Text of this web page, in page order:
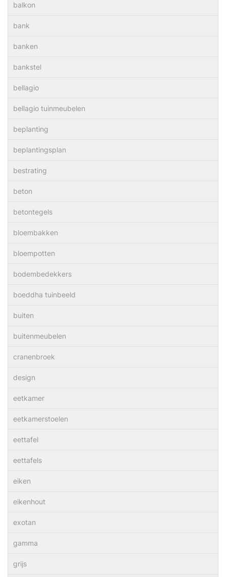
balkon
bank
banken
bankstel
bellagio
bellagio tuinmeubelen
beplanting
beplantingsplan
bestrating
beton
betontegels
bloembakken
bloempotten
bodembedekkers
boeddha tuinbeeld
buiten
buitenmeubelen
cranenbroek
design
eetkamer
eetkamerstoelen
eettafel
eettafels
eiken
eikenhout
exotan
gamma
grijs